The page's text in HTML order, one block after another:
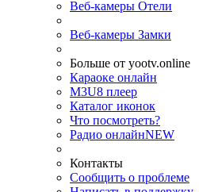
Веб-камеры Отели
Веб-камеры Замки
Больше от yootv.online
Караоке онлайн
M3U8 плеер
Каталог иконок
Что посмотреть?
Радио онлайнNEW
Контакты
Сообщить о проблеме